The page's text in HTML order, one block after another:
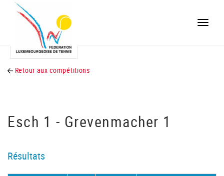
Toggle
Retour aux compétitions
Esch 1 - Grevenmacher 1
Résultats